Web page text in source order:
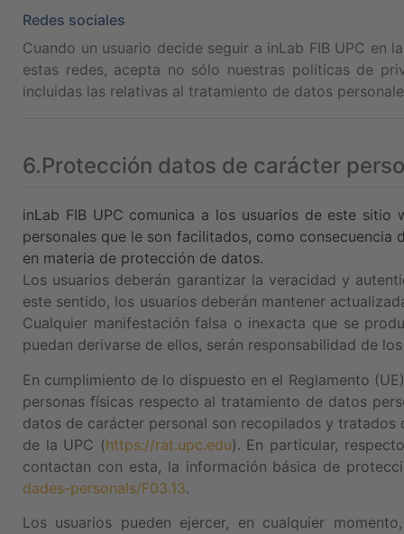
Redes sociales
Cuando un usuario decide seguir a inLab FIB UPC en
estas redes, acepta no sólo nuestras políticas de
incluidas las relativas al tratamiento de datos
6.Protección datos de carácter
inLab FIB UPC comunica a los usuarios de este sitio
personales que le son facilitados, como
en materia de protección de datos.
Los usuarios deberán garantizar la veracidad y
este sentido, los usuarios deberán mantener
Cualquier manifestación falsa o inexacta que se
puedan derivarse de ellos, serán responsabilidad de
En cumplimiento de lo dispuesto en el Reglamento
personas físicas respecto al tratamiento de datos
datos de carácter personal son recopilados y
de la UPC (https://rat.upc.edu). En particular,
contactan con esta, la información básica de
dades-personals/F03.13.
Los usuarios pueden ejercer, en cualquier